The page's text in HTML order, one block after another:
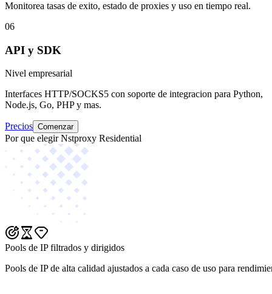
Monitorea tasas de exito, estado de proxies y uso en tiempo real.
06
API y SDK
Nivel empresarial
Interfaces HTTP/SOCKS5 con soporte de integracion para Python,
Node.js, Go, PHP y mas.
Precios Comenzar
Por que elegir Nstproxy Residential
Pools de IP filtrados y dirigidos
Pools de IP de alta calidad ajustados a cada caso de uso para